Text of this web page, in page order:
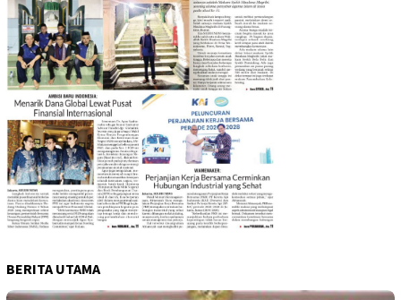
BERITA UTAMA